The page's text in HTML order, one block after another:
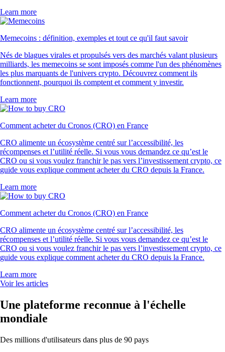
Learn more
Memecoins : définition, exemples et tout ce qu'il faut savoir
Nés de blagues virales et propulsés vers des marchés valant plusieurs
milliards, les memecoins se sont imposés comme l'un des phénomènes
les plus marquants de l'univers crypto. Découvrez comment ils
fonctionnent, pourquoi ils comptent et comment y investir.
Learn more
Comment acheter du Cronos (CRO) en France
CRO alimente un écosystème centré sur l’accessibilité, les
récompenses et l’utilité réelle. Si vous vous demandez ce qu’est le
CRO ou si vous voulez franchir le pas vers l’investissement crypto, ce
guide vous explique comment acheter du CRO depuis la France.
Learn more
Comment acheter du Cronos (CRO) en France
CRO alimente un écosystème centré sur l’accessibilité, les
récompenses et l’utilité réelle. Si vous vous demandez ce qu’est le
CRO ou si vous voulez franchir le pas vers l’investissement crypto, ce
guide vous explique comment acheter du CRO depuis la France.
Learn more
Voir les articles
Une plateforme reconnue à l'échelle
mondiale
Des millions d'utilisateurs dans plus de 90 pays